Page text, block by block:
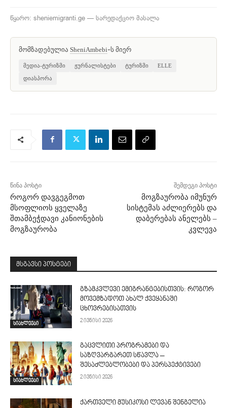
წყარო: sheniemigranti.ge — სარედაქციო მასალა
მომზადებულია SheniAmbebi-ს მიერ
მედია-ტურიზმი ჟურნალისტები ტურიზმი ELLE
დიასპორა
წინა პოსტი
როგორ დავგეგმოთ
მსოფლიოს ყველაზე
შთამბეჭდავი კანიონების
მოგზაურობა
შემდეგი პოსტი
მოგზაურობა იმუნურ
სისტემას აძლიერებს და
დაბერებას ანელებს –
კვლევა
მსგავსი პოსტები
სიახლეები
გზამკვლევი ემიგრანტებისთვის: როგორ
მოვემზადოთ ახალ ქვეყანაში
ცხოვრებისათვის
2 ივნისი 2026
სიახლეები
გაცვლითი პროგრამები და
საზღვარგარეთ სწავლა –
შესაძლებლობები და პერსპექტივები
2 ივნისი 2026
ქართველი მუსიკოსი ლევან შენგელია